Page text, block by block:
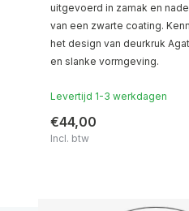
uitgevoerd in zamak en
van een zwarte coating.
het design van deurkruk
en slanke vormgeving.
Levertijd 1-3 werkdagen
€44,00
Incl. btw